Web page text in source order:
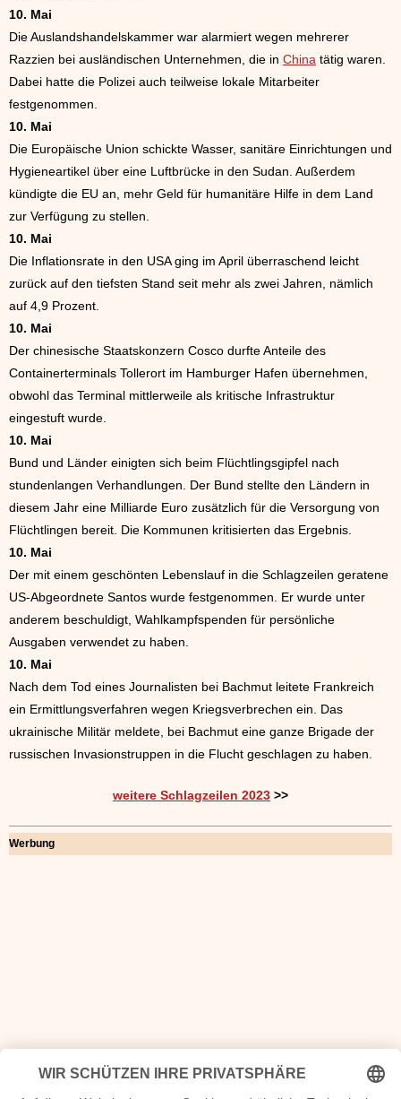
10. Mai
Die Auslandshandelskammer war alarmiert wegen mehrerer
Razzien bei ausländischen Unternehmen, die in China tätig waren.
Dabei hatte die Polizei auch teilweise lokale Mitarbeiter
festgenommen.
10. Mai
Die Europäische Union schickte Wasser, sanitäre Einrichtungen und
Hygieneartikel über eine Luftbrücke in den Sudan. Außerdem
kündigte die EU an, mehr Geld für humanitäre Hilfe in dem Land
zur Verfügung zu stellen.
10. Mai
Die Inflationsrate in den USA ging im April überraschend leicht
zurück auf den tiefsten Stand seit mehr als zwei Jahren, nämlich
auf 4,9 Prozent.
10. Mai
Der chinesische Staatskonzern Cosco durfte Anteile des
Containerterminals Tollerort im Hamburger Hafen übernehmen,
obwohl das Terminal mittlerweile als kritische Infrastruktur
eingestuft wurde.
10. Mai
Bund und Länder einigten sich beim Flüchtlingsgipfel nach
stundenlangen Verhandlungen. Der Bund stellte den Ländern in
diesem Jahr eine Milliarde Euro zusätzlich für die Versorgung von
Flüchtlingen bereit. Die Kommunen kritisierten das Ergebnis.
10. Mai
Der mit einem geschönten Lebenslauf in die Schlagzeilen geratene
US-Abgeordnete Santos wurde festgenommen. Er wurde unter
anderem beschuldigt, Wahlkampfspenden für persönliche
Ausgaben verwendet zu haben.
10. Mai
Nach dem Tod eines Journalisten bei Bachmut leitete Frankreich
ein Ermittlungsverfahren wegen Kriegsverbrechen ein. Das
ukrainische Militär meldete, bei Bachmut eine ganze Brigade der
russischen Invasionstruppen in die Flucht geschlagen zu haben.
weitere Schlagzeilen 2023 >>
Werbung